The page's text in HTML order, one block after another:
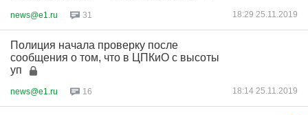
news@e1.ru 31 18:29 25.11.2019
Полиция начала проверку после
сообщения о том, что в ЦПКиО с высоты
уп
news@e1.ru 16 18:14 25.11.2019